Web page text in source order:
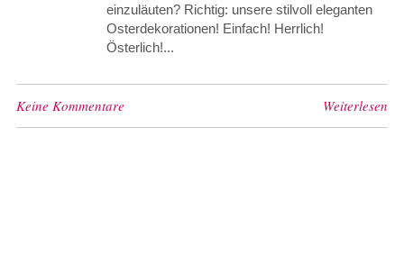
einzuläuten? Richtig: unsere stilvoll eleganten
Osterdekorationen! Einfach! Herrlich!
Österlich!...
Keine Kommentare Weiterlesen